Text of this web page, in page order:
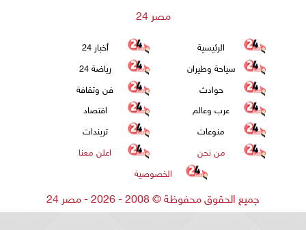
مصر 24
الرئيسية
أخبار 24
سياحة وطيران
رياضة 24
حوادث
فن وثقافة
عرب وعالم
اقتصاد
منوعات
تريندات
من نحن
اعلن معنا
الخصوصية
جميع الحقوق محفوظة©